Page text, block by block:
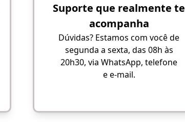
Suporte que realmente te
acompanha
Dúvidas? Estamos com você de
segunda a sexta, das 08h às
20h30, via WhatsApp, telefone
e e-mail.